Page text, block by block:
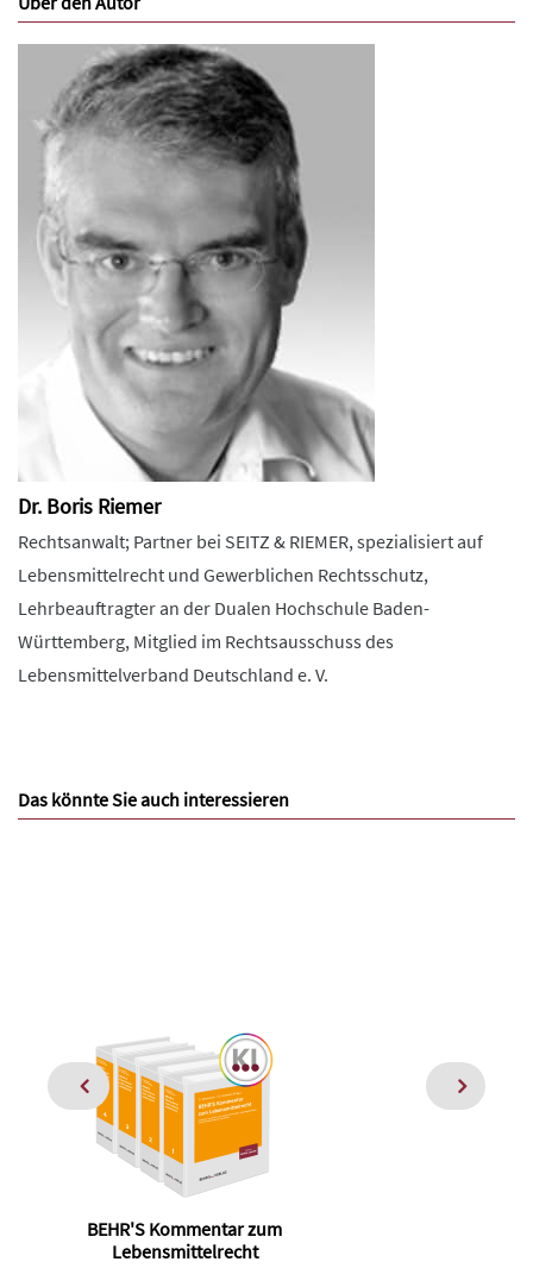
Dr. Boris Riemer
Rechtsanwalt; Partner bei SEITZ & RIEMER, spezialisiert auf
Lebensmittelrecht und Gewerblichen Rechtsschutz,
Lehrbeauftragter an der Dualen Hochschule Baden-
Württemberg, Mitglied im Rechtsausschuss des
Lebensmittelverband Deutschland e. V.
Das könnte Sie auch interessieren
BEHR'S Kommentar zum
Lebensmittelrecht